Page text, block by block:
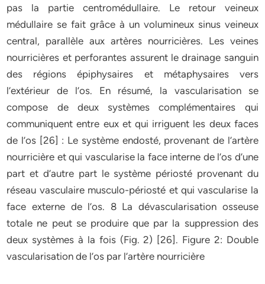
pas la partie centromédullaire. Le retour veineux
médullaire se fait grâce à un volumineux sinus veineux
central, parallèle aux artères nourricières. Les veines
nourricières et perforantes assurent le drainage sanguin
des régions épiphysaires et métaphysaires vers
l’extérieur de l’os. En résumé, la vascularisation se
compose de deux systèmes complémentaires qui
communiquent entre eux et qui irriguent les deux faces
de l’os [26] : Le système endosté, provenant de l’artère
nourricière et qui vascularise la face interne de l’os d’une
part et d’autre part le système périosté provenant du
réseau vasculaire musculo-périosté et qui vascularise la
face externe de l’os. 8 La dévascularisation osseuse
totale ne peut se produire que par la suppression des
deux systèmes à la fois (Fig. 2) [26]. Figure 2: Double
vascularisation de l’os par l’artère nourricière